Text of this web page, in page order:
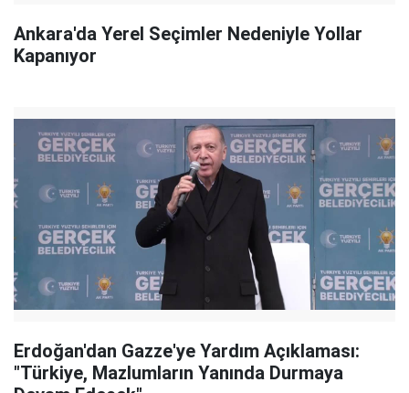
Ankara'da Yerel Seçimler Nedeniyle Yollar
Kapanıyor
Erdoğan'dan Gazze'ye Yardım Açıklaması:
"Türkiye, Mazlumların Yanında Durmaya